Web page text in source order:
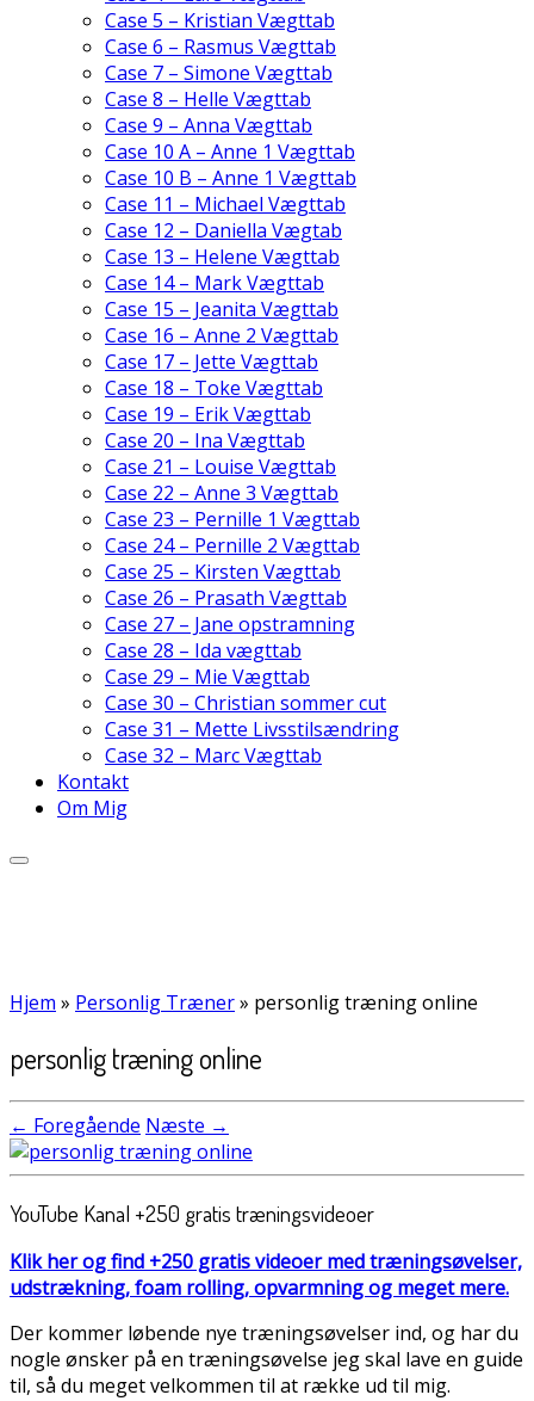
Case 5 – Kristian Vægttab
Case 6 – Rasmus Vægttab
Case 7 – Simone Vægttab
Case 8 – Helle Vægttab
Case 9 – Anna Vægttab
Case 10 A – Anne 1 Vægttab
Case 10 B – Anne 1 Vægttab
Case 11 – Michael Vægttab
Case 12 – Daniella Vægtab
Case 13 – Helene Vægttab
Case 14 – Mark Vægttab
Case 15 – Jeanita Vægttab
Case 16 – Anne 2 Vægttab
Case 17 – Jette Vægttab
Case 18 – Toke Vægttab
Case 19 – Erik Vægttab
Case 20 – Ina Vægttab
Case 21 – Louise Vægttab
Case 22 – Anne 3 Vægttab
Case 23 – Pernille 1 Vægttab
Case 24 – Pernille 2 Vægttab
Case 25 – Kirsten Vægttab
Case 26 – Prasath Vægttab
Case 27 – Jane opstramning
Case 28 – Ida vægttab
Case 29 – Mie Vægttab
Case 30 – Christian sommer cut
Case 31 – Mette Livsstilsændring
Case 32 – Marc Vægttab
Kontakt
Om Mig
Hjem » Personlig Træner» personlig træning online
personlig træning online
← Foregående Næste →
YouTube Kanal +250 gratis træningsvideoer
Klik her og find +250 gratis videoer med træningsøvelser,
udstrækning, foam rolling, opvarmning og meget mere.
Der kommer løbende nye træningsøvelser ind, og har du
nogle ønsker på en træningsøvelse jeg skal lave en guide
til, så du meget velkommen til at række ud til mig.